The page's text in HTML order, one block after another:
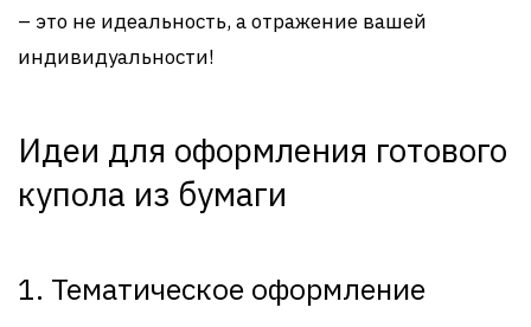
– это не идеальность, а отражение вашей
индивидуальности!
Идеи для оформления готового
купола из бумаги
1. Тематическое оформление